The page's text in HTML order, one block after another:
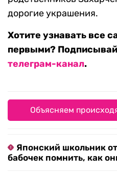
дорогие украшения.
Хотите узнавать все
первыми?
телеграм-канал.
Объясняем
Японский школьник
бабочек помнить, как